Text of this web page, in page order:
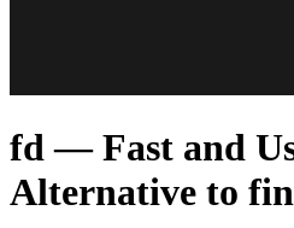
fd — Fast and
Alternative to